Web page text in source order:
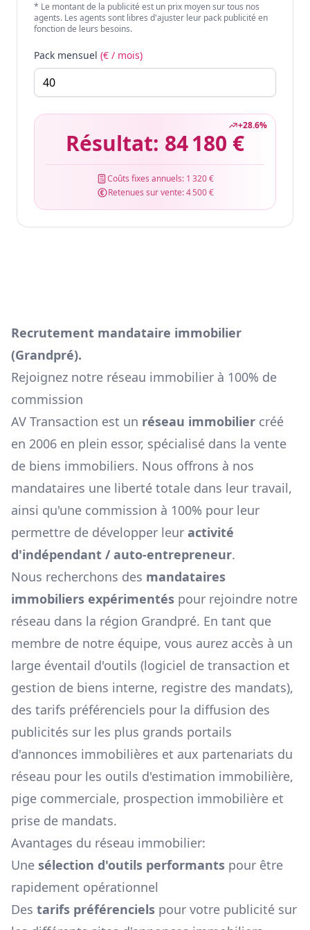
* Le montant de la publicité est un prix moyen sur tous nos
agents. Les agents sont libres d'ajuster leur pack publicité en
fonction de leurs besoins.
Pack mensuel (€ / mois)
+28.6%
Résultat: 84 180 €
Coûts fixes annuels: 1 320 €
Retenues sur vente:4 500 €
Recrutement mandataire immobilier
(Grandpré).
Rejoignez notre réseau immobilier à 100% de
commission
AV Transaction est un réseau immobilier créé
en 2006 en plein essor, spécialisé dans la vente
de biens immobiliers. Nous offrons à nos
mandataires une liberté totale dans leur travail,
ainsi qu'une commission à 100% pour leur
permettre de développer leur activité
d'indépendant / auto-entrepreneur.
Nous recherchons des mandataires
immobiliers expérimentés pour rejoindre notre
réseau dans la région Grandpré. En tant que
membre de notre équipe, vous aurez accès à un
large éventail d'outils (logiciel de transaction et
gestion de biens interne, registre des mandats),
des tarifs préférenciels pour la diffusion des
publicités sur les plus grands portails
d'annonces immobilières et aux partenariats du
réseau pour les outils d'estimation immobilière,
pige commerciale, prospection immobilière et
prise de mandats.
Avantages du réseau immobilier:
Une sélection d'outils performants pour être
rapidement opérationnel
Des tarifs préférenciels pour votre publicité sur